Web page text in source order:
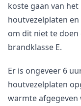
koste gaan van
houtvezelplaten
om dit niet te
brandklasse E.
Er is ongeveer 6
houtvezelplaten
warmte